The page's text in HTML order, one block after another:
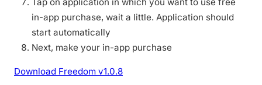
in-app purchase, wait a little. Application should
start automatically
Next, make your in-app purchase
Download Freedom v1.0.8